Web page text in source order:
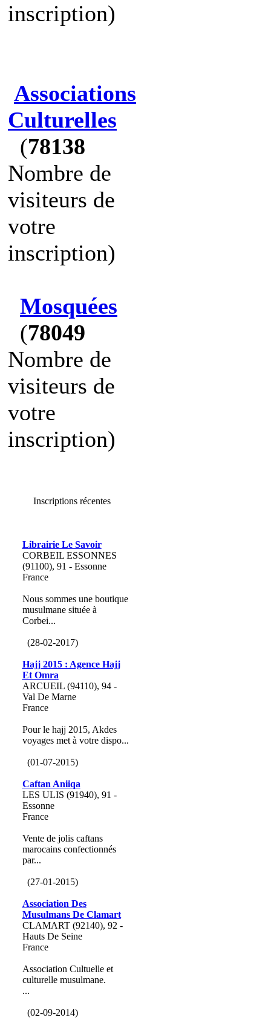
inscription)
Associations
Culturelles
(78138
Nombre de
visiteurs de
votre
inscription)
Mosquées
(78049
Nombre de
visiteurs de
votre
inscription)
Inscriptions récentes
Librairie Le Savoir
CORBEIL ESSONNES
(91100), 91 - Essonne
France
Nous sommes une boutique
musulmane située à
Corbei...
(28-02-2017)
Hajj 2015 : Agence Hajj
Et Omra
ARCUEIL (94110), 94 -
Val De Marne
France
Pour le hajj 2015, Akdes
voyages met à votre dispo...
(01-07-2015)
Caftan Aniiqa
LES ULIS (91940), 91 -
Essonne
France
Vente de jolis caftans
marocains confectionnés
par...
(27-01-2015)
Association Des
Musulmans De Clamart
CLAMART (92140), 92 -
Hauts De Seine
France
Association Cultuelle et
culturelle musulmane.
...
(02-09-2014)